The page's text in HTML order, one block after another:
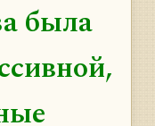
была